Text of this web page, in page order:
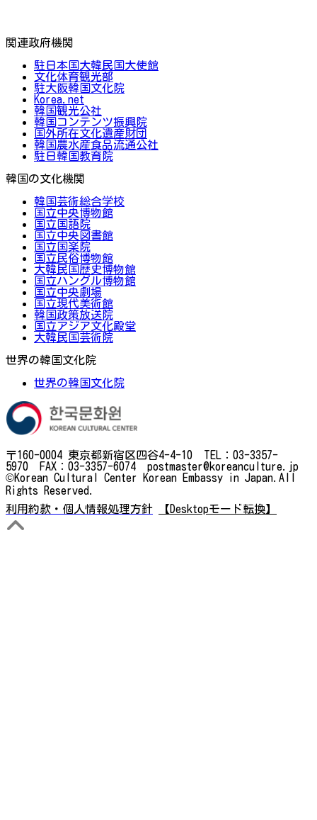
関連政府機関
駐日本国大韓民国大使館
文化体育観光部
駐大阪韓国文化院
Korea.net
韓国観光公社
韓国コンテンツ振興院
国外所在文化遺産財団
韓国農水産食品流通公社
駐日韓国教育院
韓国の文化機関
韓国芸術総合学校
国立中央博物館
国立国語院
国立中央図書館
国立国楽院
国立民俗博物館
大韓民国歴史博物館
国立ハングル博物館
国立中央劇場
国立現代美術館
韓国政策放送院
国立アジア文化殿堂
大韓民国芸術院
世界の韓国文化院
世界の韓国文化院
〒160-0004 東京都新宿区四谷4-4-10 TEL：03-3357-
5970 FAX：03-3357-6074 postmaster@koreanculture.jp
©Korean Cultural Center Korean Embassy in Japan.All
Rights Reserved.
利用約款・個人情報処理方針
【Desktopモード転換】